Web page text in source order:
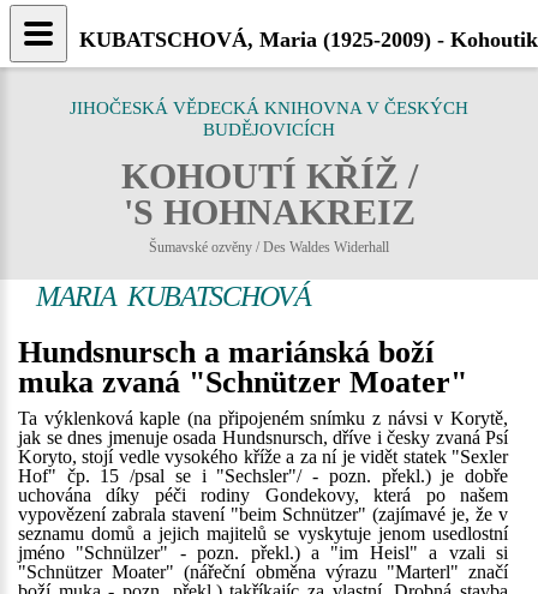
JIHOČESKÁ VĚDECKÁ KNIHOVNA V ČESKÝCH
BUDĚJOVICÍCH
KOHOUTÍ KŘÍŽ /
'S HOHNAKREIZ
Šumavské ozvěny / Des Waldes Widerhall
MARIA KUBATSCHOVÁ
Hundsnursch a mariánská boží
muka zvaná "Schnützer Moater"
Ta výklenková kaple (na připojeném snímku z návsi v Korytě,
jak se dnes jmenuje osada Hundsnursch, dříve i česky zvaná Psí
Koryto, stojí vedle vysokého kříže a za ní je vidět statek "Sexler
Hof" čp. 15 /psal se i "Sechsler"/ - pozn. překl.) je dobře
uchována díky péči rodiny Gondekovy, která po našem
vypovězení zabrala stavení "beim Schnützer" (zajímavé je, že v
seznamu domů a jejich majitelů se vyskytuje jenom usedlostní
jméno "Schnülzer" - pozn. překl.) a "im Heisl" a vzali si
"Schnützer Moater" (nářeční obměna výrazu "Marterl" značí
KUBATSCHOVÁ, Maria (1925-2009) -